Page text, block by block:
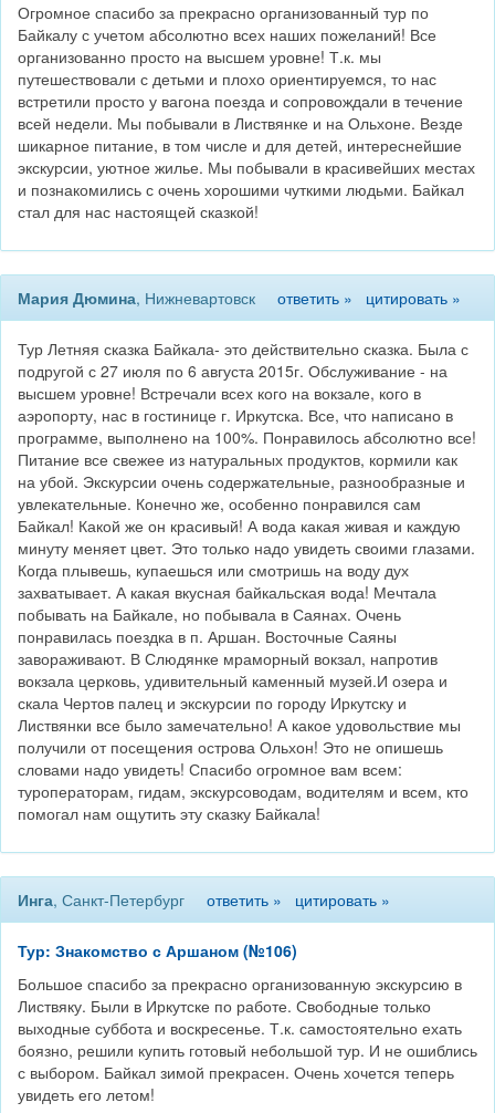
Огромное спасибо за прекрасно организованный тур по
Байкалу с учетом абсолютно всех наших пожеланий! Все
организованно просто на высшем уровне! Т.к. мы
путешествовали с детьми и плохо ориентируемся, то нас
встретили просто у вагона поезда и сопровождали в течение
всей недели. Мы побывали в Листвянке и на Ольхоне. Везде
шикарное питание, в том числе и для детей, интереснейшие
экскурсии, уютное жилье. Мы побывали в красивейших местах
и познакомились с очень хорошими чуткими людьми. Байкал
стал для нас настоящей сказкой!
Мария Дюмина, Нижневартовск ответить » цитировать »
Тур Летняя сказка Байкала- это действительно сказка. Была с
подругой с 27 июля по 6 августа 2015г. Обслуживание - на
высшем уровне! Встречали всех кого на вокзале, кого в
аэропорту, нас в гостинице г. Иркутска. Все, что написано в
программе, выполнено на 100%. Понравилось абсолютно все!
Питание все свежее из натуральных продуктов, кормили как
на убой. Экскурсии очень содержательные, разнообразные и
увлекательные. Конечно же, особенно понравился сам
Байкал! Какой же он красивый! А вода какая живая и каждую
минуту меняет цвет. Это только надо увидеть своими глазами.
Когда плывешь, купаешься или смотришь на воду дух
захватывает. А какая вкусная байкальская вода! Мечтала
побывать на Байкале, но побывала в Саянах. Очень
понравилась поездка в п. Аршан. Восточные Саяны
завораживают. В Слюдянке мраморный вокзал, напротив
вокзала церковь, удивительный каменный музей.И озера и
скала Чертов палец и экскурсии по городу Иркутску и
Листвянки все было замечательно! А какое удовольствие мы
получили от посещения острова Ольхон! Это не опишешь
словами надо увидеть! Спасибо огромное вам всем:
туроператорам, гидам, экскурсоводам, водителям и всем, кто
помогал нам ощутить эту сказку Байкала!
Инга, Санкт-Петербург ответить » цитировать »
Тур: Знакомство с Аршаном (№106)
Большое спасибо за прекрасно организованную экскурсию в
Листвяку. Были в Иркутске по работе. Свободные только
выходные суббота и воскресенье. Т.к. самостоятельно ехать
боязно, решили купить готовый небольшой тур. И не ошиблись
с выбором. Байкал зимой прекрасен. Очень хочется теперь
увидеть его летом!